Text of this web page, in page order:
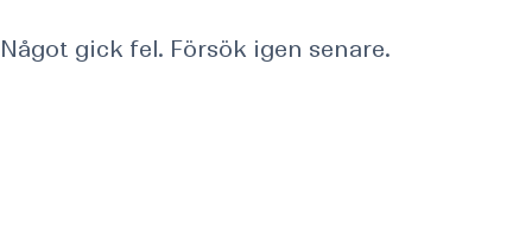
Något gick fel. Försök igen senare.